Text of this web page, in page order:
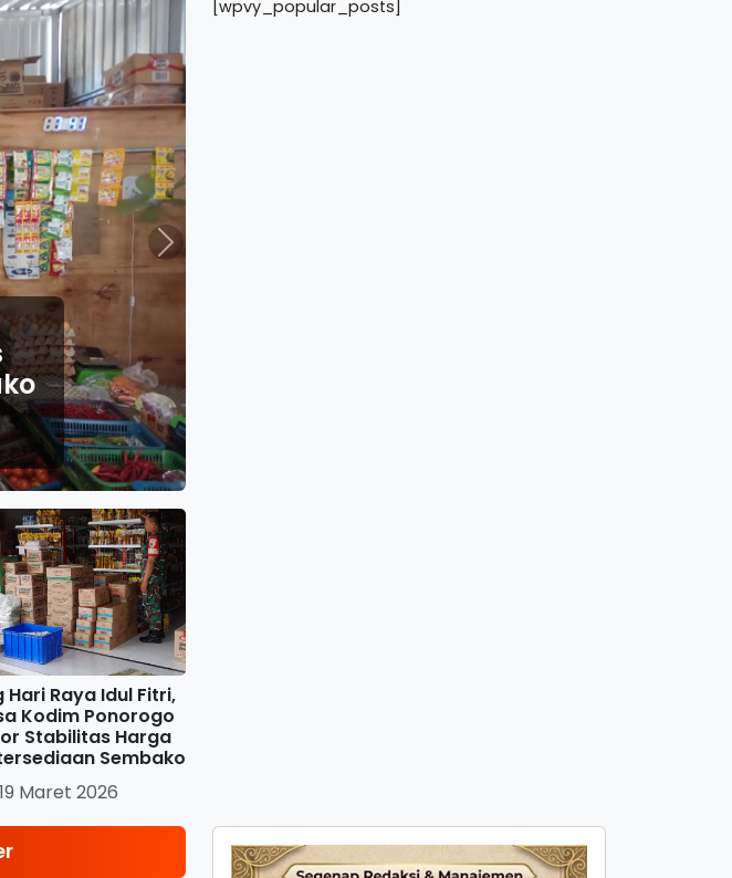
1447 H, Anggota Kodim
Perkuat Pengamanan dan
Ketupat Semeru 2026
23 Maret 2026
Next
Hari Raya Idul Fitri,
Kodim Ponorogo
Stabilitas Harga
Sembako
19 Maret 2026
[wpvy_popular_posts]